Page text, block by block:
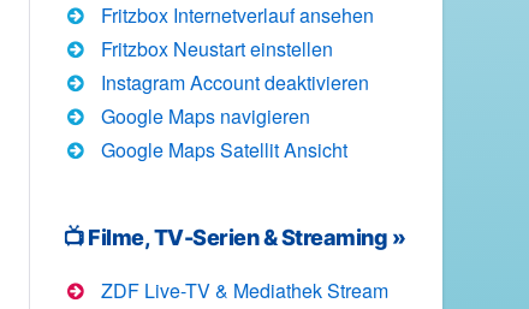
Fritzbox Internetverlauf ansehen
Fritzbox Neustart einstellen
Instagram Account deaktivieren
Google Maps navigieren
Google Maps Satellit Ansicht
📺 Filme, TV-Serien & Streaming »
ZDF Live-TV & Mediathek Stream